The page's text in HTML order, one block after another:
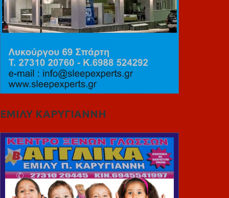
ΕΜΙΛΥ ΚΑΡΥΓΙΑΝΝΗ